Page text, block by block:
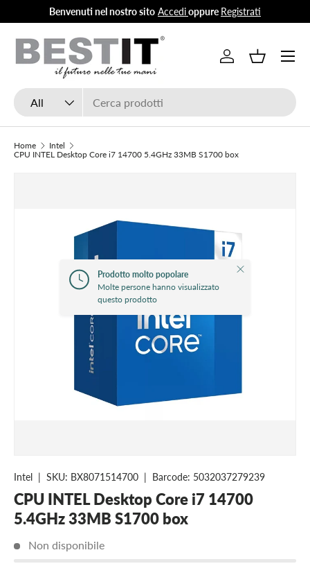
Skip to content
Benvenuti nel nostro sito Accedioppure Registrati
Search
Product type
All
Log inBasket
Menu
Home
Intel
CPU INTEL Desktop Core i7 14700 5.4GHz 33MB S1700 box
Prodotto molto popolare
Molte persone hanno visualizzato
questo prodotto
Close
Questo prodotto si esaurisce
Intel | SKU: BX8071514700 | Barcode: 5032037279239
CPU INTEL Desktop Core i7 14700
5.4GHz 33MB S1700 box
Non disponibile